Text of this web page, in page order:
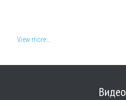
View more...
Видео